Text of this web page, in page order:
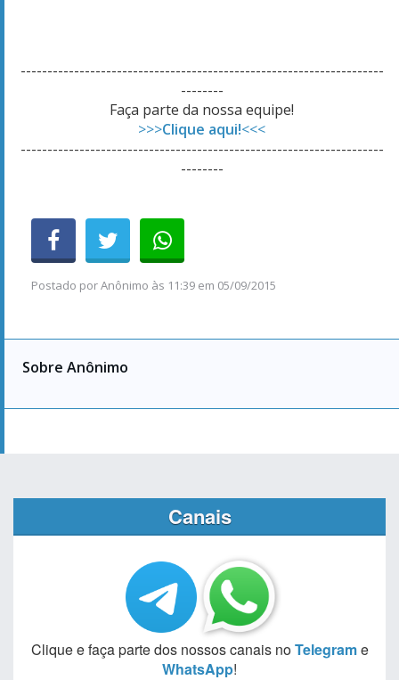
--------------------------------------------------------------------
--------
Faça parte da nossa equipe!
>>>Clique aqui!<<<
--------------------------------------------------------------------
--------
Postado porAnônimo às 11:39 em 05/09/2015
Sobre Anônimo
Canais
Clique e faça parte dos nossos canais noTelegrame
WhatsApp!